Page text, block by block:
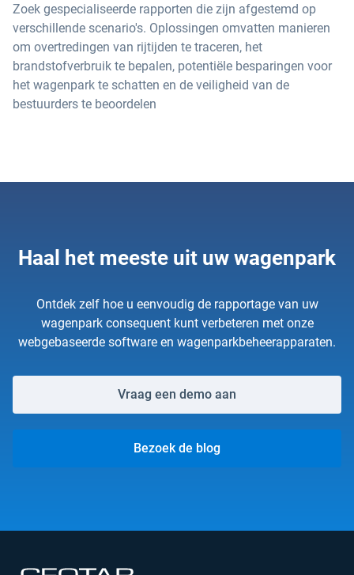
Zoek gespecialiseerde rapporten die zijn afgestemd op
verschillende scenario's. Oplossingen omvatten manieren
om overtredingen van rijtijden te traceren, het
brandstofverbruik te bepalen, potentiële besparingen voor
het wagenpark te schatten en de veiligheid van de
bestuurders te beoordelen
Haal het meeste uit uw wagenpark
Ontdek zelf hoe u eenvoudig de rapportage van uw
wagenpark consequent kunt verbeteren met onze
webgebaseerde software en wagenparkbeheerapparaten.
Vraag een demo aan
Bezoek de blog